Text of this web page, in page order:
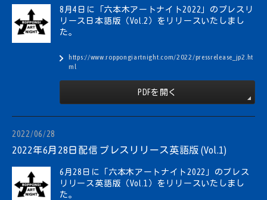
8月4日に「六本木アートナイト2022」のプレスリ
リース日本語版（Vol.2）をリリースいたしまし
た。
https://www.roppongiartnight.com/2022/pressrelease_jp2.ht
ml
PDFを開く
2022/06/28
2022年6月28日配信 プレスリリース英語版 (Vol.1)
6月28日に「六本木アートナイト2022」のプレス
リリース英語版（Vol.1）をリリースいたしまし
た。